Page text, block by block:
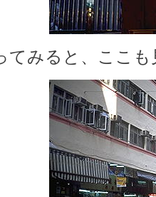
てみると、ここ